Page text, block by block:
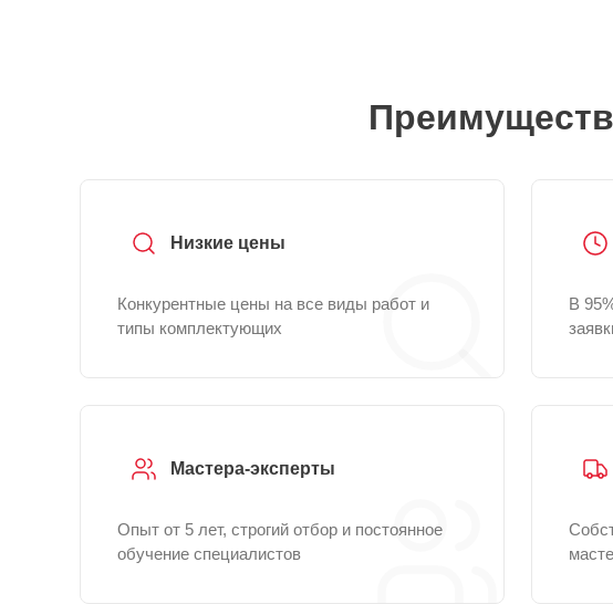
Низкие цены
Конкурентные цены на все виды работ и
типы комплектующих
В
Мастера-эксперты
Опыт от 5 лет, строгий отбор и постоянное
обучение специалистов